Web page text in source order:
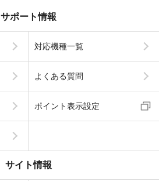
サポート情報
対応機種一覧
よくある質問
ポイント表示設定
サイト情報